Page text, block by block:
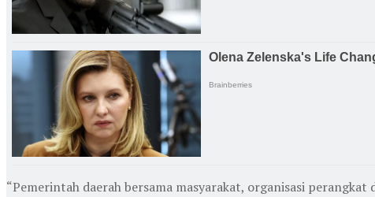
“Pemerintah daerah bersama masyarakat, organisasi